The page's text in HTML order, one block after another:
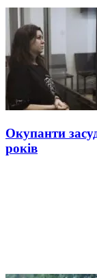
Окупанти
років